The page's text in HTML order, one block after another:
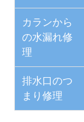
カランから
の水漏れ修
理
排水口のつ
まり修理